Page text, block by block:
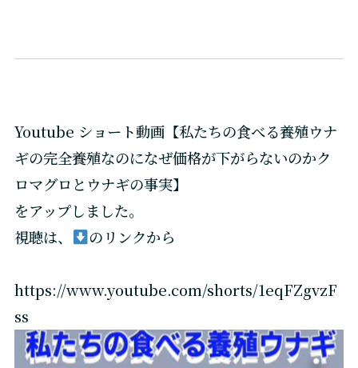
Youtube ショート動画【私たちの食べる養殖ウナ
ギの完全養殖なのになぜ価格が下がらないのかク
ロマグロとウナギの事実】
をアップしました。
視聴は、
のリンクから
https://www.youtube.com/shorts/1eqFZgvzF
ss